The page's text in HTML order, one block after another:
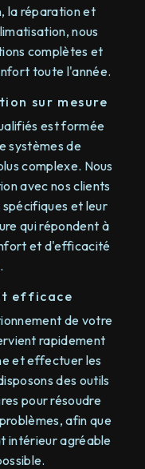
la réparation et
nous
complètes et
toute l'année.
sur mesure
est formée
systèmes de
complexe. Nous
avec nos clients
et leur
qui répondent à
et d'efficacité
efficace
de votre
rapidement
et effectuer les
des outils
pour résoudre
afin que
intérieur agréable